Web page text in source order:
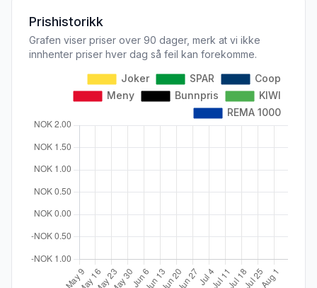
Prishistorikk
Grafen viser priser over 90 dager, merk at vi ikke
innhenter priser hver dag så feil kan forekomme.